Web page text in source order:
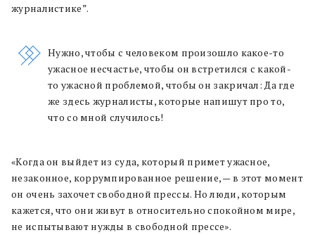
журналистике”.
Нужно, чтобы с человеком произошло какое-то
ужасное несчастье, чтобы он встретился с какой-
то ужасной проблемой, чтобы он закричал: Да где
же здесь журналисты, которые напишут про то,
что со мной случилось!
«Когда он выйдет из суда, который примет ужасное,
незаконное, коррумпированное решение, — в этот момент
он очень захочет свободной прессы. Но люди, которым
кажется, что они живут в относительно спокойном мире,
не испытывают нужды в свободной прессе».